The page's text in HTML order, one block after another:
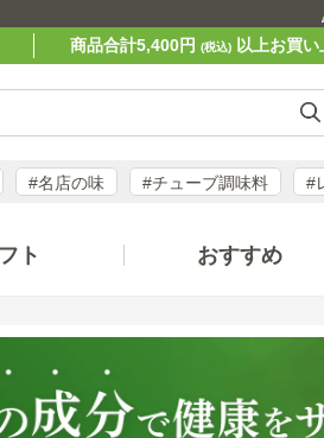
商品合計5,400円 (税込)以上お買い
#名店の味 #チューブ調味料 #
ト おすすめ